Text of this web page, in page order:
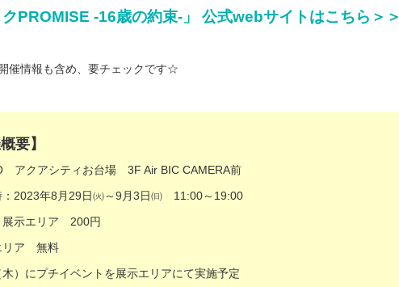
クPROMISE -16歳の約束-」 公式webサイトはこちら＞＞
催情報も含め、要チェックです☆
要】
アクアシティお台場 3F Air BIC CAMERA前
：2023年8月29日㈫～9月3日㈰ 11:00～19:00
展示エリア 200円
リア 無料
）にプチイベントを展示エリアにて実施予定